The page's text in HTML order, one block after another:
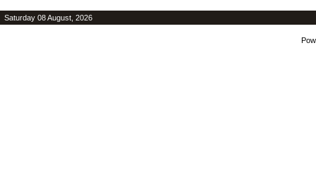
Saturday 08 August, 2026